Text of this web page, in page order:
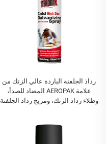
رذاذ الجلفنة الباردة عالي الزنك من
علامة AEROPAK المضاد للصدأ،
وطلاء رذاذ الزنك، ومزيج رذاذ الجلفنة